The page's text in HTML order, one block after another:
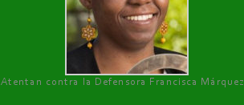
Atentan contra la Defensora Francisca Márquez